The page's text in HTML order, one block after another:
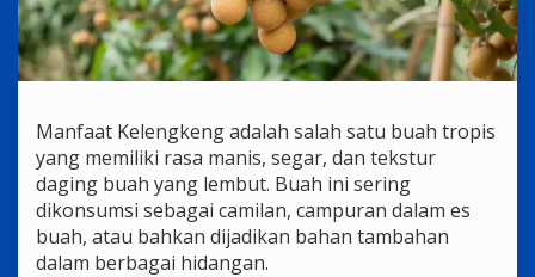
Manfaat Kelengkeng adalah salah satu buah tropis
yang memiliki rasa manis, segar, dan tekstur
daging buah yang lembut. Buah ini sering
dikonsumsi sebagai camilan, campuran dalam es
buah, atau bahkan dijadikan bahan tambahan
dalam berbagai hidangan.